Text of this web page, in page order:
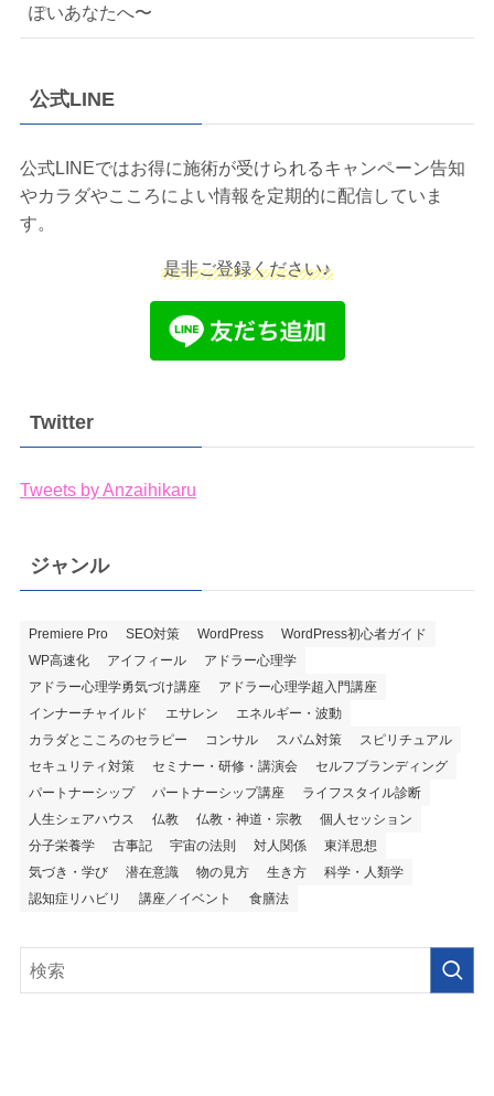
ぽいあなたへ〜
公式LINE
公式LINEではお得に施術が受けられるキャンペーン告知
やカラダやこころによい情報を定期的に配信していま
す。
是非ご登録ください♪
Twitter
Tweets by Anzaihikaru
ジャンル
Premiere Pro SEO対策 WordPress
WordPress初心者ガイド
WP高速化
アイフィール
アドラー心理学
アドラー心理学勇気づけ講座
アドラー心理学超入門講座
インナーチャイルド
エサレン
エネルギー・波動
カラダとこころのセラピー
コンサル スパム対策
スピリチュアル
セキュリティ対策
セミナー・研修・講演会
セルフブランディング
パートナーシップ
パートナーシップ講座
ライフスタイル診断
人生シェアハウス
仏教 仏教・神道・宗教
個人セッション
分子栄養学
古事記 宇宙の法則 対人関係
東洋思想
気づき・学び
潜在意識 物の見方 生き方
科学・人類学
認知症リハビリ
講座／イベント 食膳法